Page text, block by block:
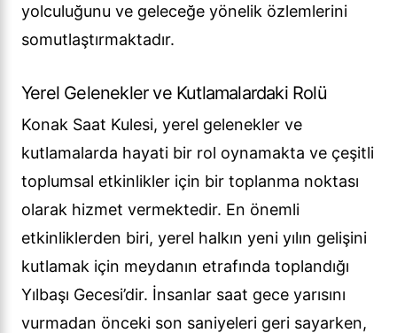
yolculuğunu ve geleceğe yönelik özlemlerini
somutlaştırmaktadır.
Yerel Gelenekler ve Kutlamalardaki Rolü
Konak Saat Kulesi, yerel gelenekler ve
kutlamalarda hayati bir rol oynamakta ve çeşitli
toplumsal etkinlikler için bir toplanma noktası
olarak hizmet vermektedir. En önemli
etkinliklerden biri, yerel halkın yeni yılın gelişini
kutlamak için meydanın etrafında toplandığı
Yılbaşı Gecesi’dir. İnsanlar saat gece yarısını
vurmadan önceki son saniyeleri geri sayarken,